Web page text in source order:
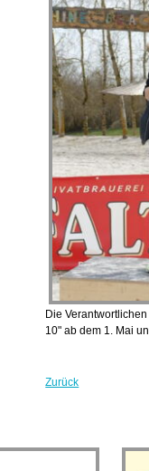
Die
10" ab dem 1. Mai
Zurück